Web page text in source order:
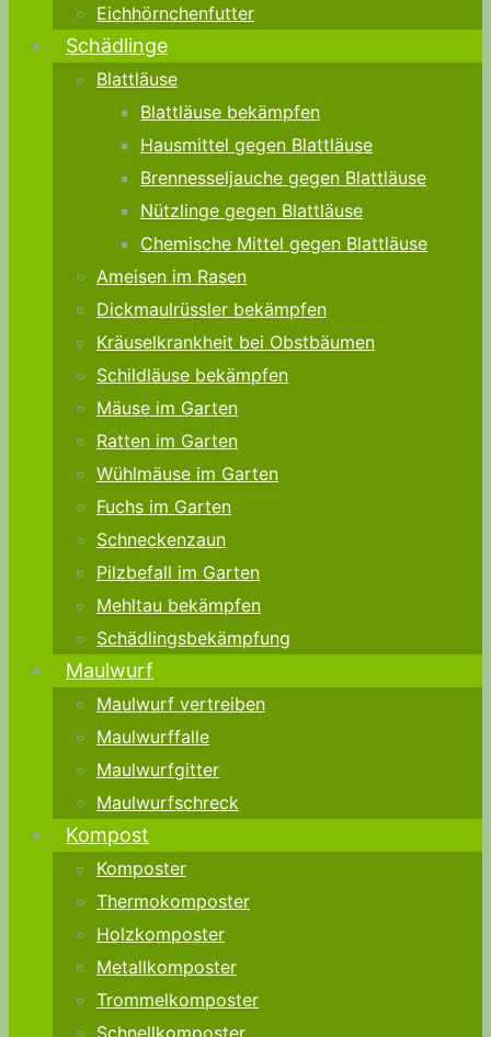
Eichhörnchenfutter
Schädlinge
Blattläuse
Blattläuse bekämpfen
Hausmittel gegen Blattläuse
Brennesseljauche gegen Blattläuse
Nützlinge gegen Blattläuse
Chemische Mittel gegen Blattläuse
Ameisen im Rasen
Dickmaulrüssler bekämpfen
Kräuselkrankheit bei Obstbäumen
Schildläuse bekämpfen
Mäuse im Garten
Ratten im Garten
Wühlmäuse im Garten
Fuchs im Garten
Schneckenzaun
Pilzbefall im Garten
Mehltau bekämpfen
Schädlingsbekämpfung
Maulwurf
Maulwurf vertreiben
Maulwurffalle
Maulwurfgitter
Maulwurfschreck
Kompost
Komposter
Thermokomposter
Holzkomposter
Metallkomposter
Trommelkomposter
Schnellkomposter